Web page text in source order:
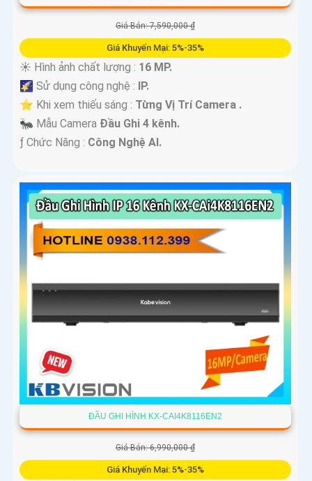
Giá Bán: 7,590,000 ₫
Giá Khuyến Mại: 5%-35%
☀️ Hình ảnh chất lượng : 16 MP.
🌠 Sử dụng công nghệ : IP.
⭐ Khi xem thiếu sáng : Từng Vị Trí Camera .
🐜 Mẫu Camera Đầu Ghi 4 kênh.
️ƒ Chức Năng : Công Nghệ AI.
ĐẦU GHI HÌNH KX-CAI4K8116EN2
Giá Bán: 6,990,000 ₫
Giá Khuyến Mại: 5%-35%